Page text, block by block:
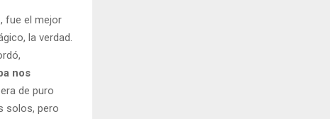
fue el mejor
la verdad.
nos
de puro
solos, pero